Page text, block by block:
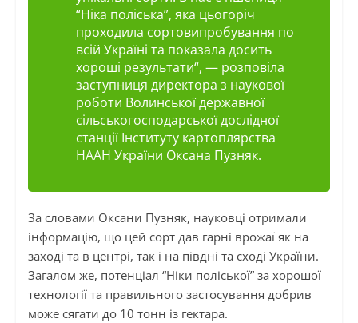
“Ніка поліська”, яка цьогоріч
проходила сортовипробування по
всій Україні та показала досить
хороші результати“, — розповіла
заступниця директора з наукової
роботи Волинської державної
сільськогосподарської дослідної
станції Інституту картоплярства
НААН України Оксана Пузняк.
За словами Оксани Пузняк, науковці отримали
інформацію, що цей сорт дав гарні врожаї як на
заході та в центрі, так і на півдні та сході України.
Загалом же, потенціал “Ніки поліської” за хорошої
технології та правильного застосування добрив
може сягати до 10 тонн із гектара.